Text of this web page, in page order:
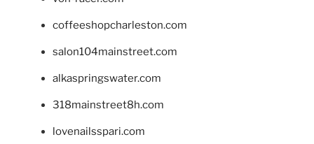
coffeeshopcharleston.com
salon104mainstreet.com
alkaspringswater.com
318mainstreet8h.com
lovenailsspari.com